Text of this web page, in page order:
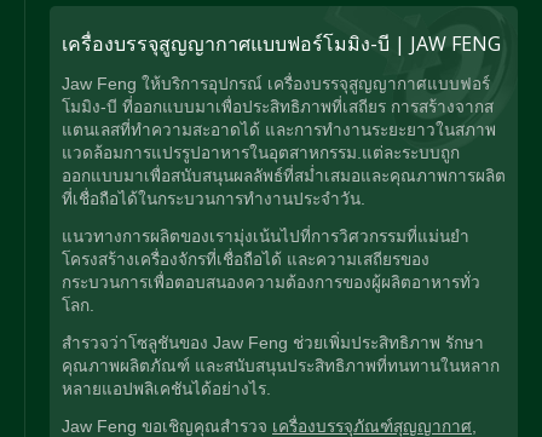
เครื่องบรรจุสูญญากาศแบบฟอร์โมมิง-บี | JAW FENG
Jaw Feng ให้บริการอุปกรณ์ เครื่องบรรจุสูญญากาศแบบฟอร์
โมมิง-บี ที่ออกแบบมาเพื่อประสิทธิภาพที่เสถียร การสร้างจากส
แตนเลสที่ทำความสะอาดได้ และการทำงานระยะยาวในสภาพ
แวดล้อมการแปรรูปอาหารในอุตสาหกรรม.แต่ละระบบถูก
ออกแบบมาเพื่อสนับสนุนผลลัพธ์ที่สม่ำเสมอและคุณภาพการผลิต
ที่เชื่อถือได้ในกระบวนการทำงานประจำวัน.
แนวทางการผลิตของเรามุ่งเน้นไปที่การวิศวกรรมที่แม่นยำ
โครงสร้างเครื่องจักรที่เชื่อถือได้ และความเสถียรของ
กระบวนการเพื่อตอบสนองความต้องการของผู้ผลิตอาหารทั่ว
โลก.
สำรวจว่าโซลูชันของ Jaw Feng ช่วยเพิ่มประสิทธิภาพ รักษา
คุณภาพผลิตภัณฑ์ และสนับสนุนประสิทธิภาพที่ทนทานในหลาก
หลายแอปพลิเคชันได้อย่างไร.
Jaw Feng ขอเชิญคุณสำรวจ เครื่องบรรจุภัณฑ์สุญญากาศ